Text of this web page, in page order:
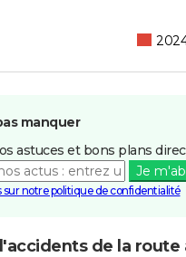
manquer
astuces et bons plans
Je
sur notre politique de confidentialité
de la route